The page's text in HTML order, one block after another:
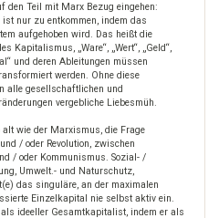
den Teil mit Marx Bezug eingehen:
ist nur zu entkommen, indem das
aufgehoben wird. Das heißt die
Kapitalismus, „Ware“, „Wert“, „Geld“,
und deren Ableitungen müssen
werden. Ohne diese
alle gesellschaftlichen und
vergebliche Liebesmüh.
alt wie der Marxismus, die Frage
/ oder Revolution, zwischen
/ oder Kommunismus. Sozial- /
Umwelt.- und Naturschutz,
das singuläre, an der maximalen
Einzelkapital nie selbst aktiv ein.
als ideeller Gesamtkapitalist, indem er als